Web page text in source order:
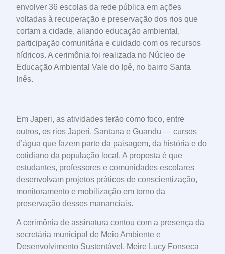
envolver 36 escolas da rede pública em ações
voltadas à recuperação e preservação dos rios que
cortam a cidade, aliando educação ambiental,
participação comunitária e cuidado com os recursos
hídricos. A cerimônia foi realizada no Núcleo de
Educação Ambiental Vale do Ipê, no bairro Santa
Inês.
Em Japeri, as atividades terão como foco, entre
outros, os rios Japeri, Santana e Guandu — cursos
d’água que fazem parte da paisagem, da história e do
cotidiano da população local. A proposta é que
estudantes, professores e comunidades escolares
desenvolvam projetos práticos de conscientização,
monitoramento e mobilização em torno da
preservação desses mananciais.
A cerimônia de assinatura contou com a presença da
secretária municipal de Meio Ambiente e
Desenvolvimento Sustentável, Meire Lucy Fonseca